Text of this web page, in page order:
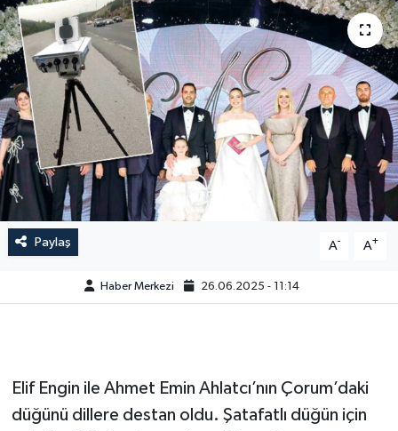
Paylaş A- A+
Haber Merkezi 26.06.2025 - 11:14
Elif Engin ile Ahmet Emin Ahlatcı’nın Çorum’daki
düğünü dillere destan oldu. Şatafatlı düğün için